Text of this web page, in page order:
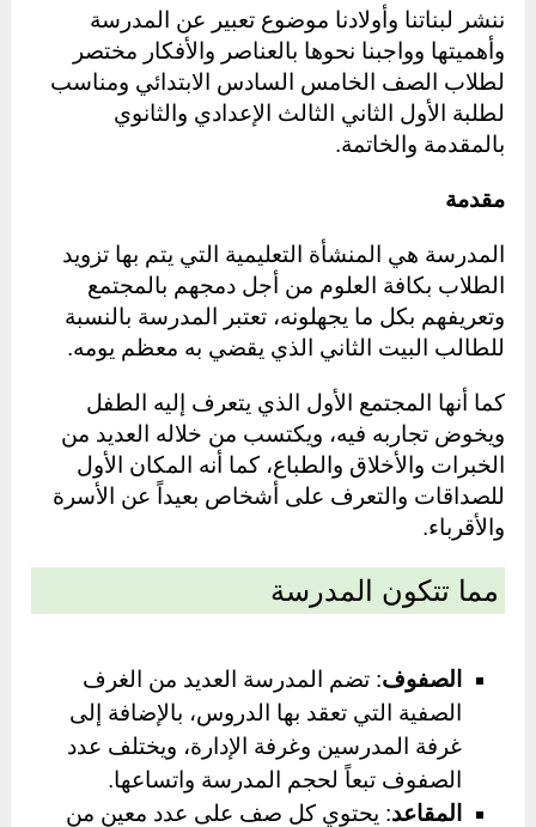
ننشر لبناتنا وأولادنا موضوع تعبير عن المدرسة
وأهميتها وواجبنا نحوها بالعناصر والأفكار مختصر
لطلاب الصف الخامس السادس الابتدائي ومناسب
لطلبة الأول الثاني الثالث الإعدادي والثانوي
بالمقدمة والخاتمة.
مقدمة
المدرسة هي المنشأة التعليمية التي يتم بها تزويد
الطلاب بكافة العلوم من أجل دمجهم بالمجتمع
وتعريفهم بكل ما يجهلونه، تعتبر المدرسة بالنسبة
للطالب البيت الثاني الذي يقضي به معظم يومه.
كما أنها المجتمع الأول الذي يتعرف إليه الطفل
ويخوض تجاربه فيه، ويكتسب من خلاله العديد من
الخبرات والأخلاق والطباع، كما أنه المكان الأول
للصداقات والتعرف على أشخاص بعيداً عن الأسرة
والأقرباء.
مما تتكون المدرسة
الصفوف: تضم المدرسة العديد من الغرف
الصفية التي تعقد بها الدروس، بالإضافة إلى
غرفة المدرسين وغرفة الإدارة، ويختلف عدد
الصفوف تبعاً لحجم المدرسة واتساعها.
المقاعد: يحتوي كل صف على عدد معين من